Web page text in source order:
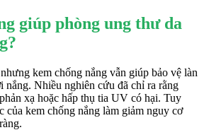
giúp phòng ung thư da
kem chống nắng vẫn giúp bảo vệ làn
nắng. Nhiều nghiên cứu đã chỉ ra rằng
xạ hoặc hấp thụ tia UV có hại. Tuy
của kem chống nắng làm giảm nguy cơ